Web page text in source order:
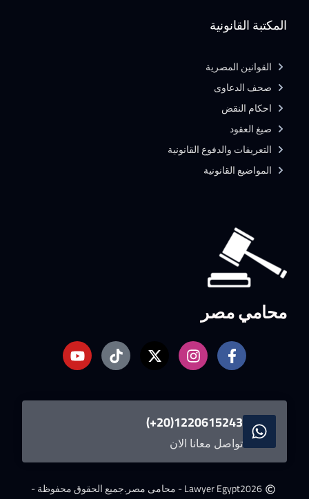
محامي مصر
1220615243(20+)
تواصل معانا الان
2026Lawyer Egypt - محامى مصر.
جميع الحقوق محفوظة -
المكتبة القانونية
القوانين المصرية
صحف الدعاوى
احكام النقض
صيغ العقود
التعريفات والدفوع القانونية
المواضيع القانونية